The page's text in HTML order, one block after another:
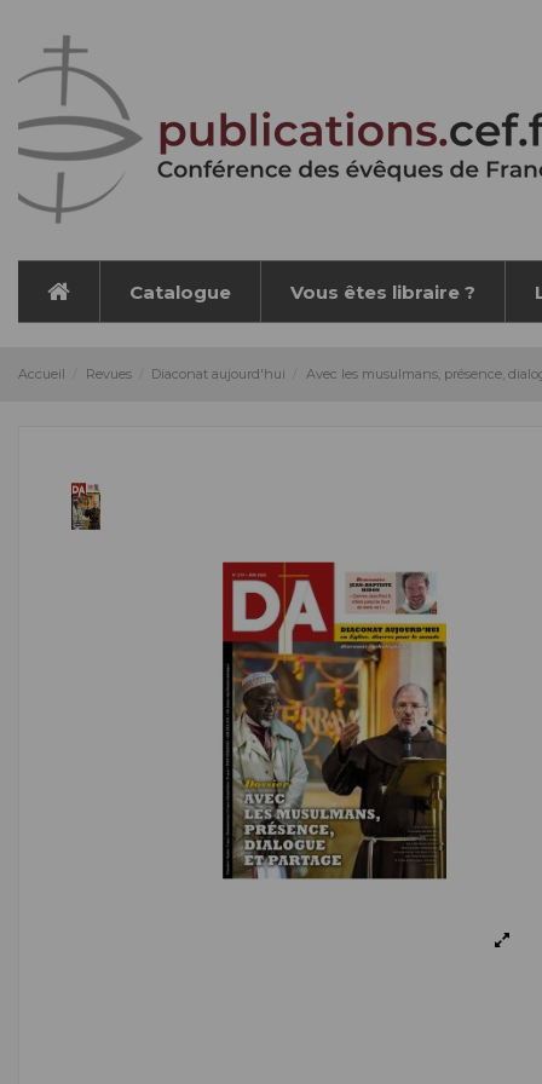
Catalogue Vous êtes libraire ?
Accueil Revues Diaconat aujourd'hui Avec les musulmans, présence,